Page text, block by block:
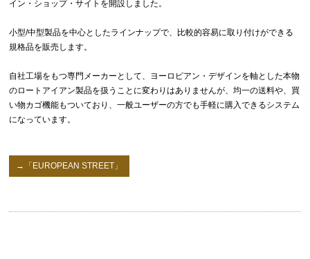
イン・ショップ・サイトを開設しました。
小型/中型製品を中心としたラインナップで、比較的容易に取り付けができる
規格品を販売します。
自社工場をもつ専門メーカーとして、ヨーロピアン・デザインを軸とした本物
のロートアイアン製品を扱うことに変わりはありませんが、均一の送料や、買
い物カゴ機能もついており、一般ユーザーの方でも手軽に購入できるシステム
になっています。
→「EUROPEAN STREET」